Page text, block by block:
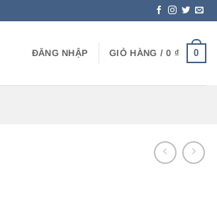
ĐĂNG NHẬP GIỎ HÀNG /0 ₫ 0